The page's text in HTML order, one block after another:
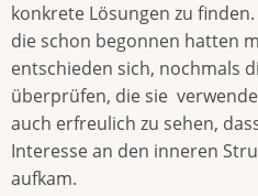
konkrete Lösungen zu
die schon begonnen hatten
entschieden sich, nochmals
überprüfen, die sie
auch erfreulich zu sehen,
Interesse an den inneren
aufkam.